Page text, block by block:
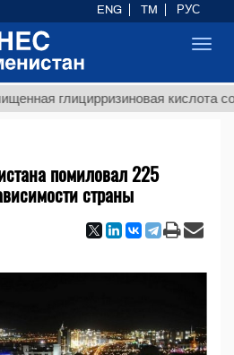
глицирризиновая кислота
помиловал 225
страны
ENG TM РУС